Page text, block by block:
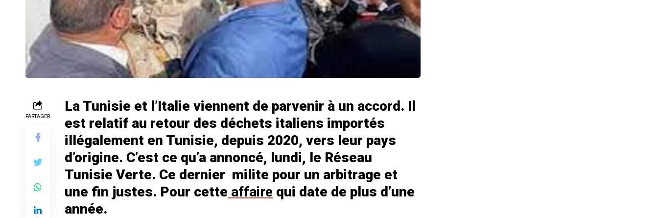
PARTAGER
La Tunisie et l’Italie viennent de parvenir à un accord. Il
est relatif au retour des déchets italiens importés
illégalement en Tunisie, depuis 2020, vers leur pays
d’origine. C’est ce qu’a annoncé, lundi, le Réseau
Tunisie Verte. Ce dernier milite pour un arbitrage et
une fin justes. Pour cette affaire qui date de plus d’une
année.